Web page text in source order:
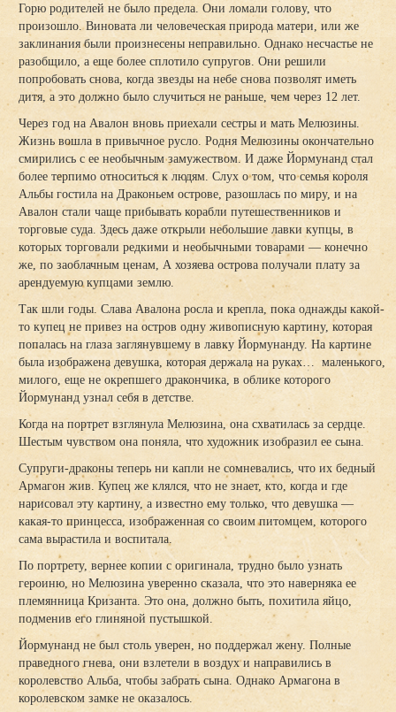
Горю родителей не было предела. Они ломали голову, что
произошло. Виновата ли человеческая природа матери, или же
заклинания были произнесены неправильно. Однако несчастье не
разобщило, а еще более сплотило супругов. Они решили
попробовать снова, когда звезды на небе снова позволят иметь
дитя, а это должно было случиться не раньше, чем через 12 лет.
Через год на Авалон вновь приехали сестры и мать Мелюзины.
Жизнь вошла в привычное русло. Родня Мелюзины окончательно
смирились с ее необычным замужеством. И даже Йормунанд стал
более терпимо относиться к людям. Слух о том, что семья короля
Альбы гостила на Драконьем острове, разошлась по миру, и на
Авалон стали чаще прибывать корабли путешественников и
торговые суда. Здесь даже открыли небольшие лавки купцы, в
которых торговали редкими и необычными товарами — конечно
же, по заоблачным ценам, А хозяева острова получали плату за
арендуемую купцами землю.
Так шли годы. Слава Авалона росла и крепла, пока однажды какой-
то купец не привез на остров одну живописную картину, которая
попалась на глаза заглянувшему в лавку Йормунанду. На картине
была изображена девушка, которая держала на руках… маленького,
милого, еще не окрепшего дракончика, в облике которого
Йормунанд узнал себя в детстве.
Когда на портрет взглянула Мелюзина, она схватилась за сердце.
Шестым чувством она поняла, что художник изобразил ее сына.
Супруги-драконы теперь ни капли не сомневались, что их бедный
Армагон жив. Купец же клялся, что не знает, кто, когда и где
нарисовал эту картину, а известно ему только, что девушка —
какая-то принцесса, изображенная со своим питомцем, которого
сама вырастила и воспитала.
По портрету, вернее копии с оригинала, трудно было узнать
героиню, но Мелюзина уверенно сказала, что это наверняка ее
племянница Кризанта. Это она, должно быть, похитила яйцо,
подменив его глиняной пустышкой.
Йормунанд не был столь уверен, но поддержал жену. Полные
праведного гнева, они взлетели в воздух и направились в
королевство Альба, чтобы забрать сына. Однако Армагона в
королевском замке не оказалось.